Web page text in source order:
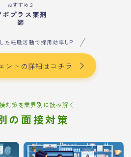
おすすめ２
ポプラス薬剤
師
た転職活動で採用効率UP
ントの詳細はコチラ
対策を業界別に読み解く
の面接対策